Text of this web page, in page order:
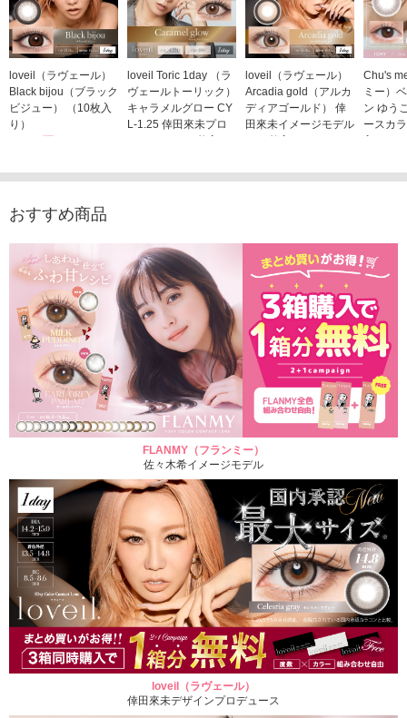
loveil（ラヴェール）
Black bijou（ブラック
ビジュー） （10枚入
り）
1,760円
loveil Toric 1day （ラ
ヴェールトーリック）
キャラメルグロー CY
L-1.25 倖田來未プロ
デュース （10枚入
1,760円(税込)
loveil（ラヴェール）
Arcadia gold（アルカ
ディアゴールド） 倖
田來未イメージモデル
（10枚入り）
Chu's
ミー）
ン ゆう
ースカ
入り）
おすすめ商品
FLANMY（フランミー）
佐々木希イメージモデル
loveil（ラヴェール）
倖田來未デザインプロデュース